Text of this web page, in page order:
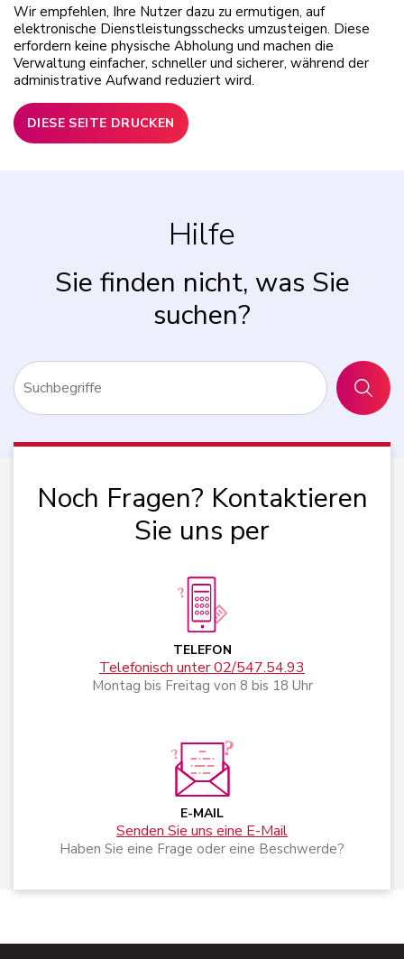
Wir empfehlen, Ihre Nutzer dazu zu ermutigen, auf
elektronische Dienstleistungsschecks umzusteigen. Diese
erfordern keine physische Abholung und machen die
Verwaltung einfacher, schneller und sicherer, während der
administrative Aufwand reduziert wird.
DIESE SEITE DRUCKEN
Hilfe
Sie finden nicht, was Sie
suchen?
SUCHEN
Noch Fragen? Kontaktieren
Sie uns per
TELEFON
Telefonisch unter 02/547.54.93
Montag bis Freitag von 8 bis 18 Uhr
E-MAIL
Senden Sie uns eine E-Mail
Haben Sie eine Frage oder eine Beschwerde?